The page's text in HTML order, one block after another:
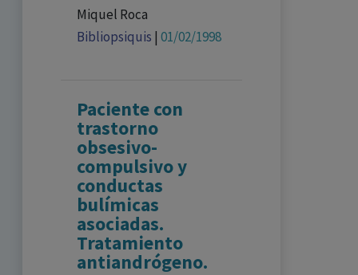
Miquel Roca
Bibliopsiquis | 01/02/1998
Paciente con
trastorno
obsesivo-
compulsivo y
conductas
bulímicas
asociadas.
Tratamiento
antiandrógeno.